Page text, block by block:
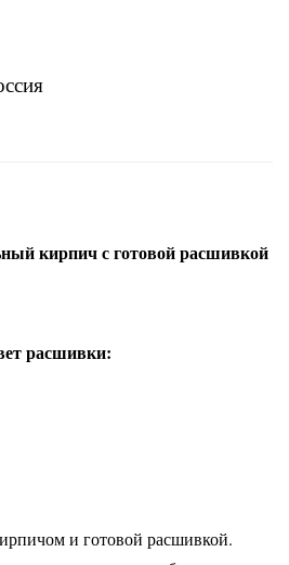
кирпич с готовой расшивкой
расшивки:
и готовой расшивкой.